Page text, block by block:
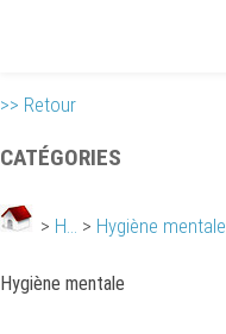
>> Retour
CATÉGORIES
> H... > Hygiène mentale
Hygiène mentale